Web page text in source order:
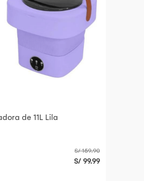
de 11L Lila
S/ 159.90
S/ 99.99